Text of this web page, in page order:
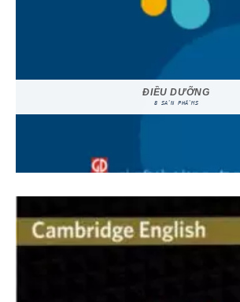
ĐIỀU DƯỠNG
8 SẢN PHẨMS